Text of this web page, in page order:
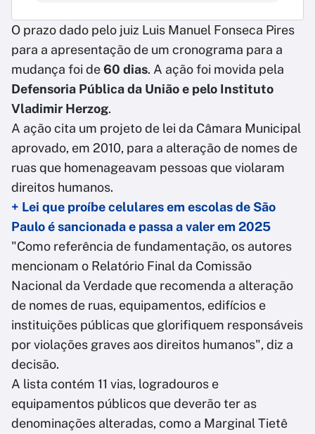
O prazo dado pelo juiz Luis Manuel Fonseca Pires
para a apresentação de um cronograma para a
mudança foi de60 dias. A ação foi movida pela
Defensoria Pública da União e pelo Instituto
Vladimir Herzog.
A ação cita um projeto de lei da Câmara Municipal
aprovado, em 2010, para a alteração de nomes de
ruas que homenageavam pessoas que violaram
direitos humanos.
+ Lei que proíbe celulares em escolas de São
Paulo é sancionada e passa a valer em 2025
"Como referência de fundamentação, os autores
mencionam o Relatório Final da Comissão
Nacional da Verdade que recomenda a alteração
de nomes de ruas, equipamentos, edifícios e
instituições públicas que glorifiquem responsáveis
por violações graves aos direitos humanos", diz a
decisão.
A lista contém 11 vias, logradouros e
equipamentos públicos que deverão ter as
denominações alteradas, como a Marginal Tietê